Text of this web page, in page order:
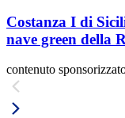
Costanza I di
nave green della
contenuto